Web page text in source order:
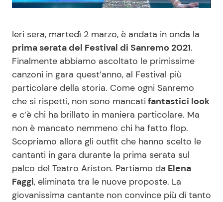
Casa
Moda e Style
Mondo Mamma
News benessere
Salute
Viaggi e Turismo
Festività
Consigli di Cucina
Dolci
Le Ricette in TV
Primi Piatti
Ricette Facili e Veloci
Ricette Feste
Ricette per Bambini
Ieri sera, martedì 2 marzo, è andata in onda la
prima serata del Festival di Sanremo 2021.
Finalmente abbiamo ascoltato le primissime
canzoni in gara quest’anno, al Festival più
particolare della storia. Come ogni Sanremo
che si rispetti, non sono mancati fantastici look
e c’è chi ha brillato in maniera particolare. Ma
non è mancato nemmeno chi ha fatto flop.
Scopriamo allora gli outfit che hanno scelto le
cantanti in gara durante la prima serata sul
palco del Teatro Ariston. Partiamo da Elena
Faggi, eliminata tra le nuove proposte. La
giovanissima cantante non convince più di tanto